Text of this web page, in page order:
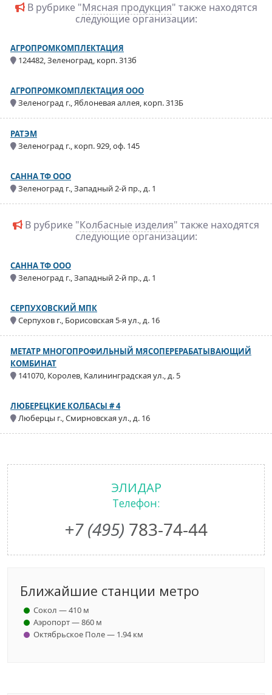
В рубрике "Мясная продукция" также находятся
следующие организации:
АГРОПРОМКОМПЛЕКТАЦИЯ
124482, Зеленоград, корп. 313б
АГРОПРОМКОМПЛЕКТАЦИЯ ООО
Зеленоград г., Яблоневая аллея, корп. 313Б
РАТЭМ
Зеленоград г., корп. 929, оф. 145
САННА ТФ ООО
Зеленоград г., Западный 2-й пр., д. 1
В рубрике "Колбасные изделия" также находятся
следующие организации:
САННА ТФ ООО
Зеленоград г., Западный 2-й пр., д. 1
СЕРПУХОВСКИЙ МПК
Серпухов г., Борисовская 5-я ул., д. 16
МЕТАТР МНОГОПРОФИЛЬНЫЙ МЯСОПЕРЕРАБАТЫВАЮЩИЙ
КОМБИНАТ
141070, Королев, Калининградская ул., д. 5
ЛЮБЕРЕЦКИЕ КОЛБАСЫ # 4
Люберцы г., Смирновская ул., д. 16
ЭЛИДАР
Телефон:
+7 (495) 783-74-44
Ближайшие станции метро
Сокол — 410 м
Аэропорт — 860 м
Октябрьское Поле — 1.94 км